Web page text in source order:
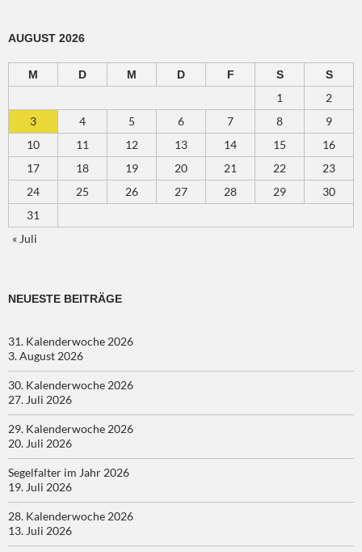
AUGUST 2026
M D M D F S S
1
2
3
4 5 6 7 8
9
10
11 12 13 14 15
16
17
18 19 20 21 22
23
24
25 26 27 28 29
30
31
« Juli
NEUESTE BEITRÄGE
31. Kalenderwoche 2026
3. August 2026
30. Kalenderwoche 2026
27. Juli 2026
29. Kalenderwoche 2026
20. Juli 2026
Segelfalter im Jahr 2026
19. Juli 2026
28. Kalenderwoche 2026
13. Juli 2026